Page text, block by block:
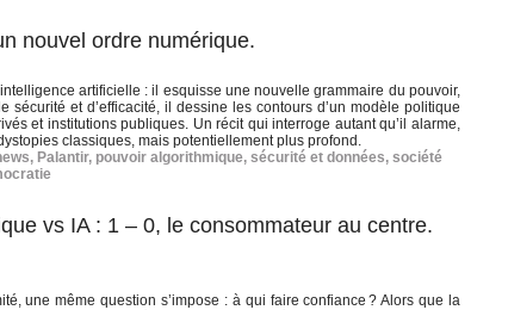
nouvel ordre numérique.
artificielle : il esquisse une nouvelle grammaire du pouvoir,
et d’efficacité, il dessine les contours d’un modèle politique
et institutions publiques. Un récit qui interroge autant qu’il alarme,
classiques, mais potentiellement plus profond.
, Palantir, pouvoir algorithmique, sécurité et données, société
vs IA : 1 – 0, le consommateur au centre.
une même question s’impose : à qui faire confiance ? Alors que la